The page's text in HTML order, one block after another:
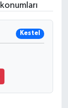
Kestel